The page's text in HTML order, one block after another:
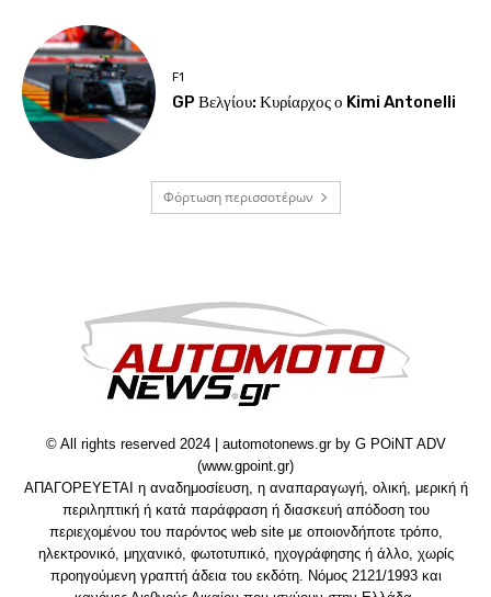
F1
GP Βελγίου: Κυρίαρχος ο Kimi Antonelli
Φόρτωση περισσοτέρων
© All rights reserved 2024 | automotonews.gr by G POiNT ADV
(www.gpoint.gr)
ΑΠΑΓΟΡΕΥΕΤΑΙ η αναδημοσίευση, η αναπαραγωγή, ολική, μερική ή
περιληπτική ή κατά παράφραση ή διασκευή απόδοση του
περιεχομένου του παρόντος web site με οποιονδήποτε τρόπο,
ηλεκτρονικό, μηχανικό, φωτοτυπικό, ηχογράφησης ή άλλο, χωρίς
προηγούμενη γραπτή άδεια του εκδότη. Νόμος 2121/1993 και